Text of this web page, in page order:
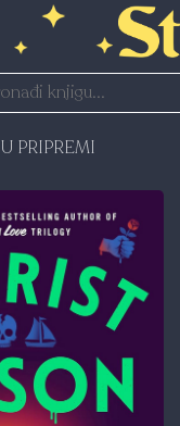
U PRIPREMI